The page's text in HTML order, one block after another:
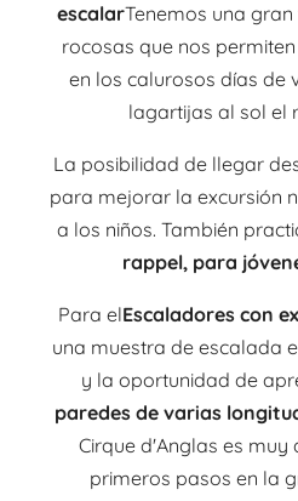
escalarTenemos una
rocosas que nos
en los calurosos días de
lagartijas al sol el
La posibilidad de llegar
para mejorar la excursión
a los niños. También
rappel, para
Para elEscaladores con
una muestra de escalada
y la oportunidad de
paredes de varias
Cirque d'Anglas es
primeros pasos en la